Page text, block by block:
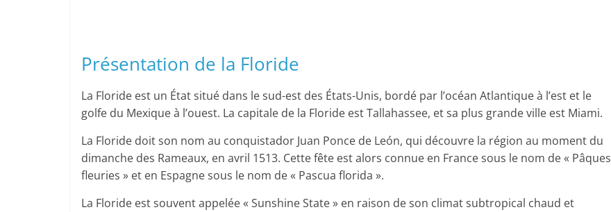
Présentation de la Floride
La Floride est un État situé dans le sud-est des États-Unis, bordé par l’océan Atlantique à l’est et le
golfe du Mexique à l’ouest. La capitale de la Floride est Tallahassee, et sa plus grande ville est Miami.
La Floride doit son nom au conquistador Juan Ponce de León, qui découvre la région au moment du
dimanche des Rameaux, en avril 1513. Cette fête est alors connue en France sous le nom de « Pâques
fleuries » et en Espagne sous le nom de « Pascua florida ».
La Floride est souvent appelée « Sunshine State » en raison de son climat subtropical chaud et